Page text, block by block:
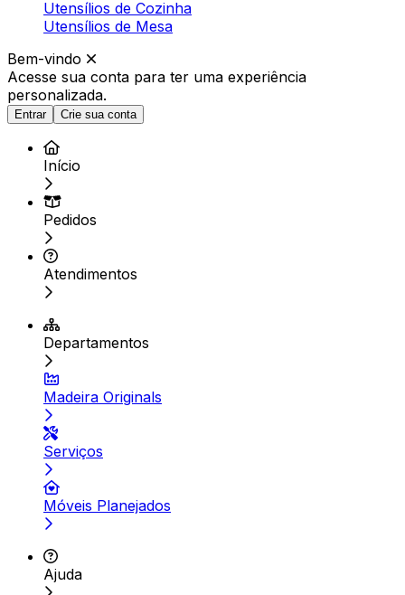
Utensílios de Cozinha
Utensílios de Mesa
Bem-vindo
Acesse sua conta para ter uma experiência
personalizada.
Entrar Crie sua conta
Início
Pedidos
Atendimentos
Departamentos
Madeira Originals
Serviços
Móveis Planejados
Ajuda